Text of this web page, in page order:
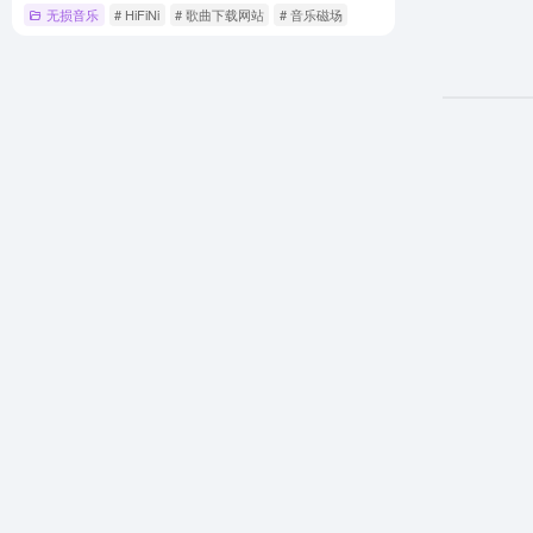
无损音乐 # HiFiNi # 歌曲下载网站 # 音乐磁场